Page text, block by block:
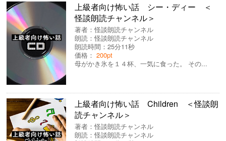
上級者向け怖い話 シー・ディー ＜
怪談朗読チャンネル＞
著者：怪談朗読チャンネル
朗読：怪談朗読チャンネル
朗読時間：25分11秒
価格：200pt
母がかき氷を１４杯、一気に食った。 その...
上級者向け怖い話 Children ＜怪談朗
読チャンネル＞
著者：怪談朗読チャンネル
朗読：怪談朗読チャンネル